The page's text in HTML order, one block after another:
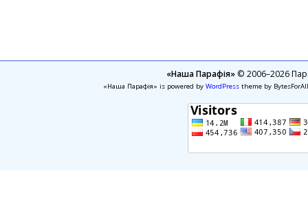
«Наша Парафія»© 2006–2026
«Наша Парафія» is powered by WordPresstheme by